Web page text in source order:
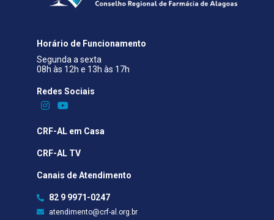
Horário de Funcionamento
Segunda a sexta
08h às 12h e 13h às 17h
Redes Sociais​
CRF-AL em Casa
CRF-AL TV
Canais de Atendimento
82 9 9971-0247
atendimento@crf-al.org.br